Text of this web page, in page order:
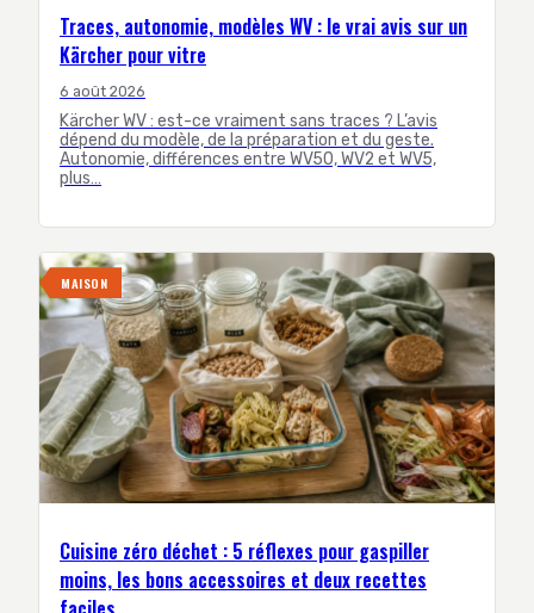
Traces, autonomie, modèles WV : le vrai avis sur un
Kärcher pour vitre
6 août 2026
Kärcher WV : est-ce vraiment sans traces ? L’avis
dépend du modèle, de la préparation et du geste.
Autonomie, différences entre WV50, WV2 et WV5,
plus…
MAISON
Cuisine zéro déchet : 5 réflexes pour gaspiller
moins, les bons accessoires et deux recettes